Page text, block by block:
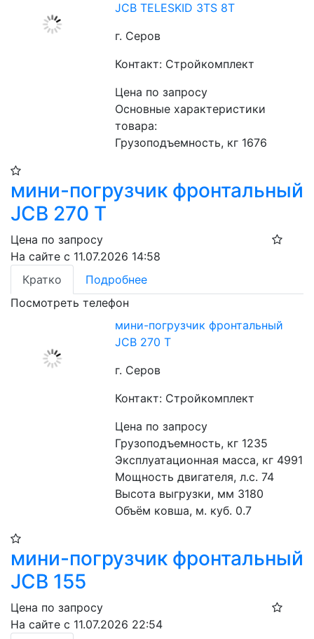
JCB TELESKID 3TS 8T
г. Серов
Контакт: Стройкомплект
Цена по запросу
Основные характеристики
товара:
Грузоподъемность, кг 1676
мини-погрузчик фронтальный
JCB 270 T
Цена по запросу
На сайте с 11.07.2026 14:58
Кратко
Подробнее
Посмотреть телефон
мини-погрузчик фронтальный
JCB 270 T
г. Серов
Контакт: Стройкомплект
Цена по запросу
Грузоподъемность, кг 1235
Эксплуатационная масса, кг 4991
Мощность двигателя, л.с. 74
Высота выгрузки, мм 3180
Объём ковша, м. куб. 0.7
мини-погрузчик фронтальный
JCB 155
Цена по запросу
На сайте с 11.07.2026 22:54